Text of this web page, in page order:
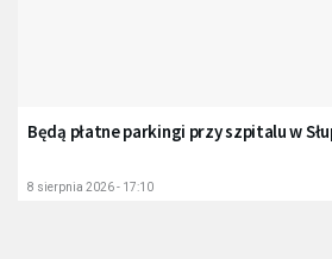
Będą płatne parkingi przy szpitalu w
8 sierpnia 2026 - 17:10